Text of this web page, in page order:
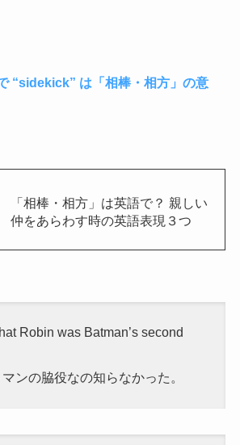
“sidekick” は「相棒・相方」の意
「相棒・相方」は英語で？ 親しい
仲をあらわす時の英語表現３つ
Robin was Batman’s second
ンの脇役なの知らなかった。